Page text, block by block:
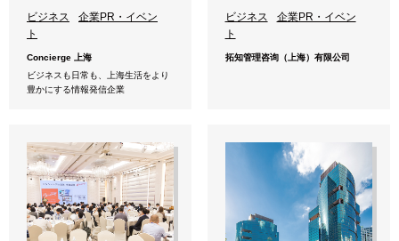
ビジネス
企業PR・イベン
ト
Concierge 上海
ビジネスも日常も、上海生活をより
豊かにする情報発信企業
ビジネス
企業PR・イベン
ト
拓知管理咨询（上海）有限公司